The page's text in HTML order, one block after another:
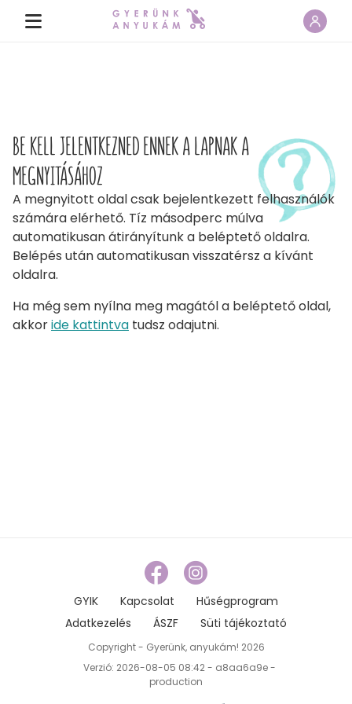
BE KELL JELENTKEZNED ENNEK A LAPNAK A
MEGNYITÁSÁHOZ
A megnyitott oldal csak bejelentkezett felhasználók
számára elérhető. Tíz másodperc múlva
automatikusan átirányítunk a beléptető oldalra.
Belépés után automatikusan visszatérsz a kívánt
oldalra.
Ha még sem nyílna meg magától a beléptető oldal,
akkoride kattintva tudsz odajutni.
GYIK Kapcsolat
Hűségprogram
Adatkezelés
ÁSZF Süti tájékoztató
Copyright - Gyerünk, anyukám! 2026
Verzió: 2026-08-05 08:42 - a8aa6a9e -
production